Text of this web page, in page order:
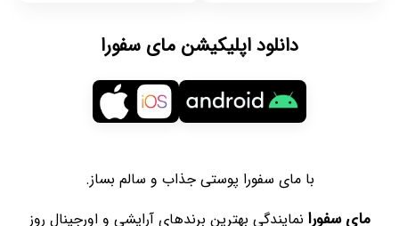
دانلود اپلیکیشن مای سفورا
با مای سفورا پوستی جذاب و سالم بساز.
مای سفورا نمایندگی بهترین برندهای آرایشی و اورجینال روز